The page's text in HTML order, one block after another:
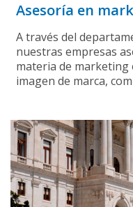
Asesoría en
A través del
nuestras empresas
materia de
imagen de marca,